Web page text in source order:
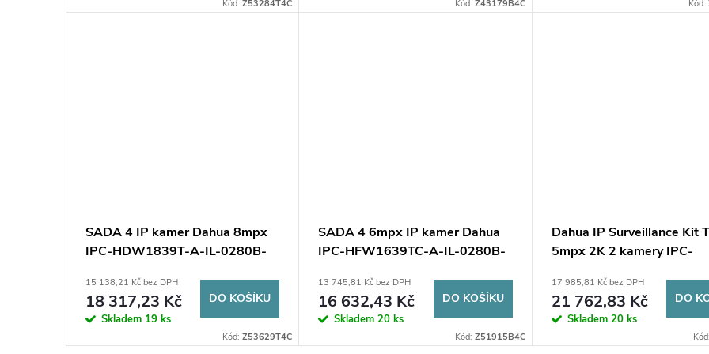
Kód:Z53284T4C Kód: Z43179B4C Kód:
SADA 4 IP kamer Dahua 8mpx
IPC-HDW1839T-A-IL-0280B-
15 138,21 Kč bez DPH
18 317,23 Kč
Skladem 19 ks
DO KOŠÍKU
Kód:Z53629T4C
SADA 4 6mpx IP kamer Dahua
IPC-HFW1639TC-A-IL-0280B-
13 745,81 Kč bez DPH
16 632,43 Kč
Skladem20 ks
DO KOŠÍKU
Kód: Z51915B4C
Dahua IP Surveillance Kit
5mpx 2K 2 kamery IPC-
DVR s diskovou jednotkou
nepřetržitý provoz
17 985,81 Kč bez DPH
21 762,83 Kč
Skladem 20 ks
DO
Kód: